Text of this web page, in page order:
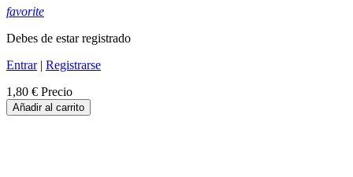
favorite
Debes de estar registrado
Entrar| Registrarse
1,80 € Precio
Añadir al carrito